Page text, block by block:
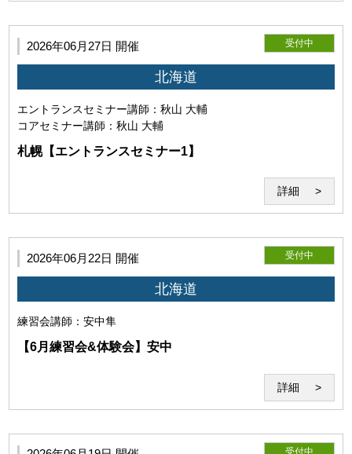
利用者は事前に自己の責任と費用においてZoomが利用可能
な機器（パソコン・webカメラ等）を用意し、Zoomの機能等
についての確認・接続テストを行うものとします。また、
Zoomが提示する各規約、ガイドラインを遵守し、正常にセ
ミナーが受講可能な環境を整えるものとします。尚、Zoom
お答えできません。
(2)Zoomの利用目的
当研究所と利用者との間でのZoom通信は本サービス目的で
のみ使用するものとします。
2026年06月27日 開催 受付中
北海道
エントランスセミナー講師：秋山 大輔
コアセミナー講師：秋山 大輔
札幌【エントランスセミナー1】
詳細
2026年06月22日 開催 受付中
北海道
練習会講師：安中隼
【6月練習会&体験会】安中
詳細
受付中